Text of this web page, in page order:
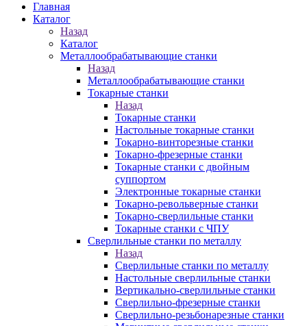
Главная
Каталог
Назад
Каталог
Металлообрабатывающие станки
Назад
Металлообрабатывающие станки
Токарные станки
Назад
Токарные станки
Настольные токарные станки
Токарно-винторезные станки
Токарно-фрезерные станки
Токарные станки с двойным
суппортом
Электронные токарные станки
Токарно-револьверные станки
Токарно-сверлильные станки
Токарные станки с ЧПУ
Сверлильные станки по металлу
Назад
Сверлильные станки по металлу
Настольные сверлильные станки
Вертикально-сверлильные станки
Сверлильно-фрезерные станки
Сверлильно-резьбонарезные станки